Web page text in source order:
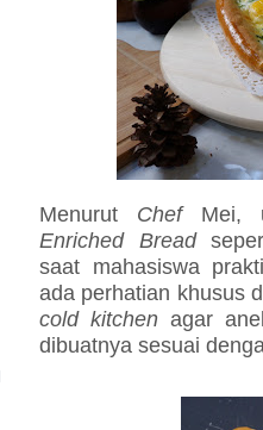
Menurut Chef Mei,
Enriched Bread
saat mahasiswa
ada perhatian khusus
cold kitchenagar
dibuatnya sesuai